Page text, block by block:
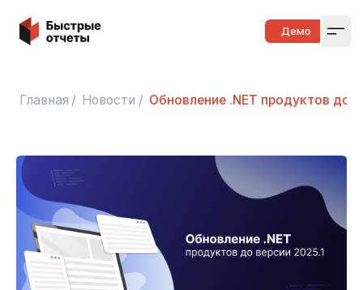
Быстрые отчеты Демо
Главная / Новости / Обновление .NET продуктов до